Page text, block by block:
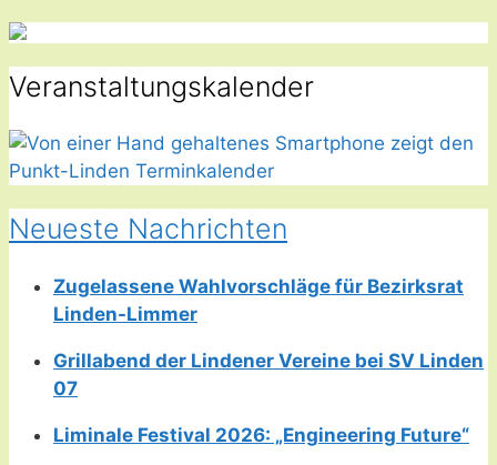
Veranstaltungskalender
Neueste Nachrichten
Zugelassene Wahlvorschläge für Bezirksrat
Linden-Limmer
Grillabend der Lindener Vereine bei SV Linden
07
Liminale Festival 2026: „Engineering Future“